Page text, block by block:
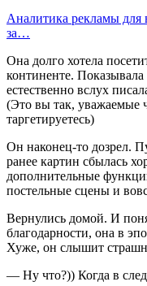
Аналитика рекламы для
за…
Она долго хотела
континенте.
естественно вслух
(Это вы так, уважаемые
таргетируетесь)
Он наконец-то дозрел.
ранее картин сбылась
дополнительные
постельные сцены и
Вернулись домой. И
благодарности, она в
Хуже, он слышит
— Ну что?)) Когда в